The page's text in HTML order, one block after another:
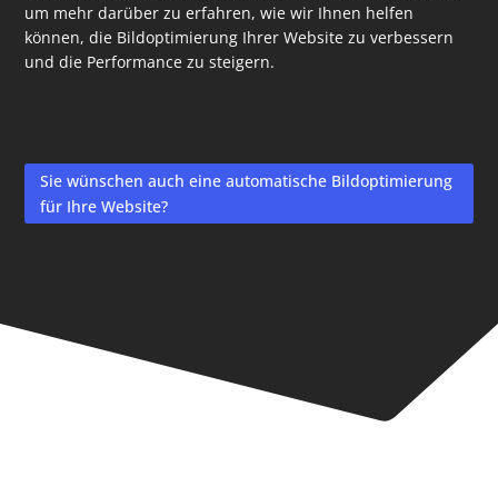
um mehr darüber zu erfahren, wie wir Ihnen helfen
können, die Bildoptimierung Ihrer Website zu verbessern
und die Performance zu steigern.
Sie wünschen auch eine automatische Bildoptimierung
für Ihre Website?